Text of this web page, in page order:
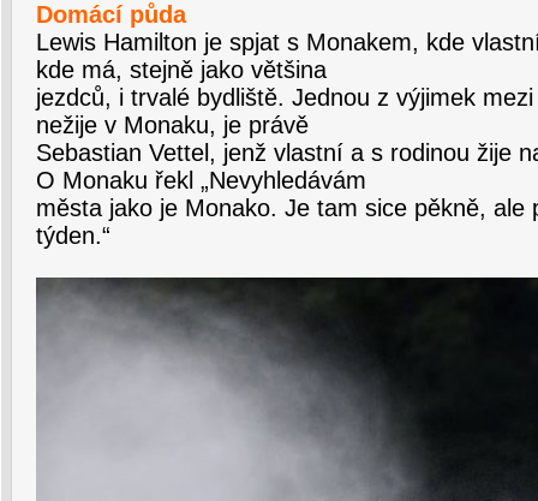
Domácí půda
Lewis Hamilton je spjat s Monakem, kde
kde má, stejně jako většina
jezdců, i trvalé bydliště. Jednou z výjimek
nežije v Monaku, je právě
Sebastian Vettel, jenž vlastní a s rodinou žije
O Monaku řekl „Nevyhledávám
města jako je Monako. Je tam sice pěkně, ale
týden.“